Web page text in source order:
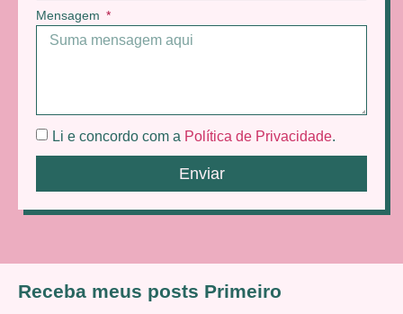
Mensagem
Li e concordo com a Política de Privacidade.
Enviar
Receba meus posts Primeiro